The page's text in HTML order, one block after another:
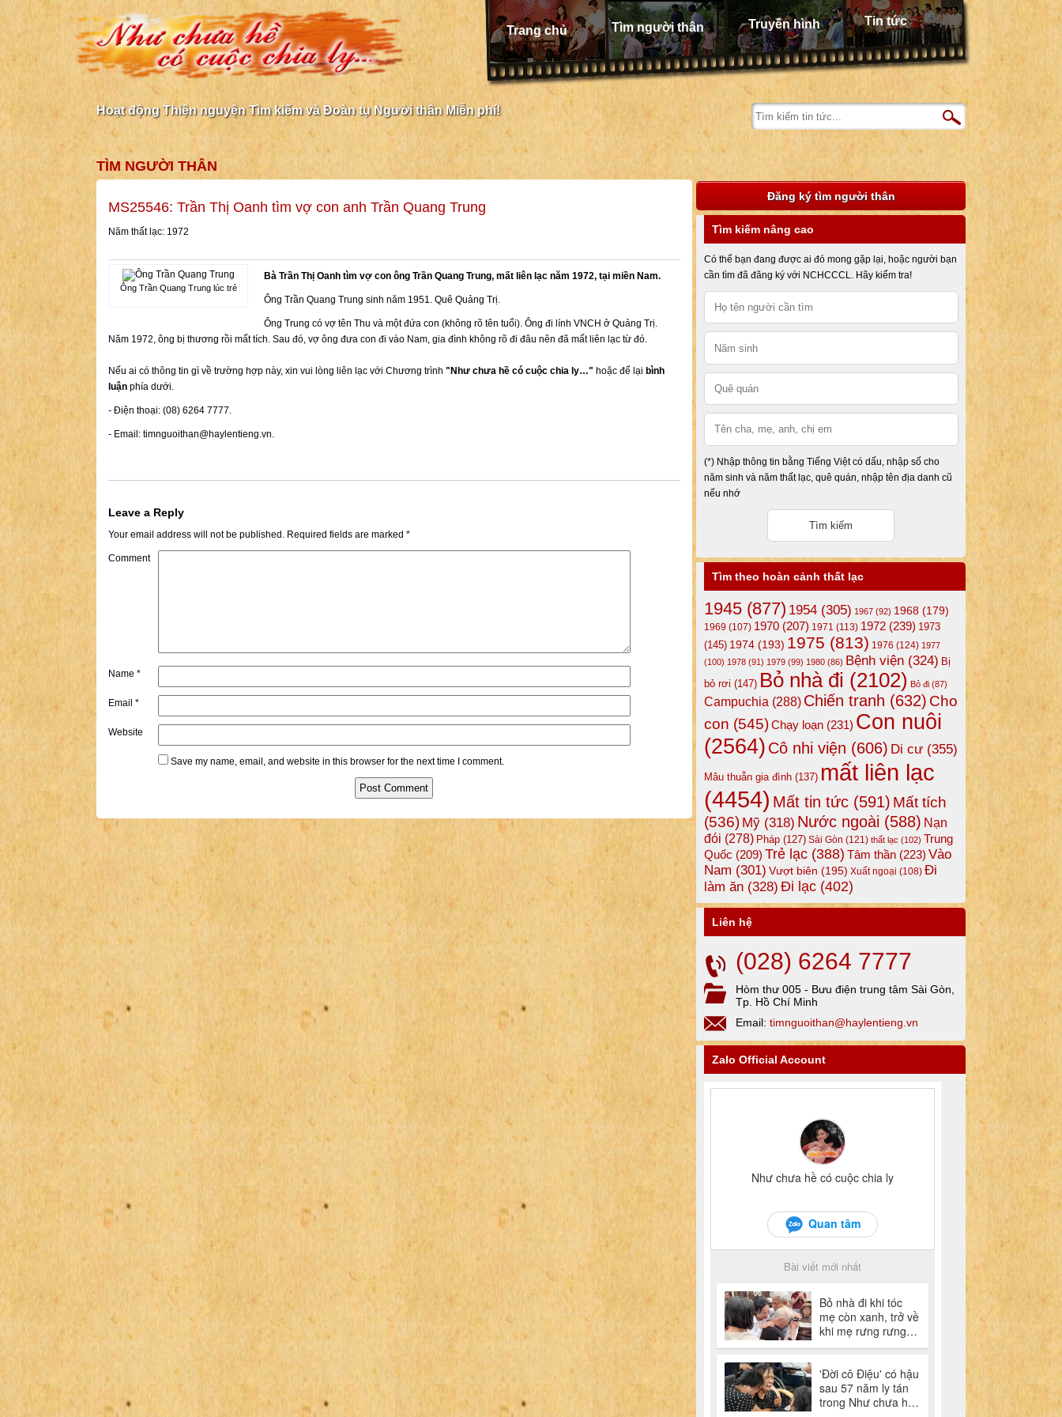
Trang chủ Tìm người thân Truyền hình Tin tức
Hoạt động Thiện nguyện Tìm kiếm và Đoàn tụ Người thân Miễn phí!
TÌM NGƯỜI THÂN
MS25546: Trần Thị Oanh tìm vợ con anh Trần Quang Trung
Năm thất lạc: 1972
Ông Trần Quang Trung lúc trẻ
Bà Trần Thị Oanh tìm vợ con ông Trần Quang Trung, mất liên lạc năm 1972, tại miền Nam.
Ông Trần Quang Trung sinh năm 1951. Quê Quảng Trị.
Ông Trung có vợ tên Thu và một đứa con (không rõ tên tuổi). Ông đi lính VNCH ở Quảng Trị.
Năm 1972, ông bị thương rồi mất tích. Sau đó, vợ ông đưa con đi vào Nam, gia đình không rõ đi đâu nên đã mất liên lạc từ đó.
Nếu ai có thông tin gì về trường hợp này, xin vui lòng liên lạc với Chương trình "Như chưa hề có cuộc chia ly…" hoặc để lại bình
luận phía dưới.
- Điện thoại: (08) 6264 7777.
- Email: timnguoithan@haylentieng.vn.
Leave a Reply
Your email address will not be published. Required fields are marked *
Comment
Name *
Email *
Website
Save my name, email, and website in this browser for the next time I comment.
Đăng ký tìm người thân
Tìm kiếm nâng cao
Có thể bạn đang được ai đó mong gặp lại, hoặc người bạn
cần tìm đã đăng ký với NCHCCCL. Hãy kiểm tra!
(*) Nhập thông tin bằng Tiếng Việt có dấu, nhập số cho
năm sinh và năm thất lạc, quê quán, nhập tên địa danh cũ
nếu nhớ
Tìm theo hoàn cảnh thất lạc
1945 (877) 1954 (305) 1967 (92) 1968 (179)
1969 (107) 1970 (207) 1971 (113) 1972 (239) 1973
(145) 1974 (193) 1975 (813) 1976 (124) 1977
(100) 1978 (91) 1979 (99) 1980 (86) Bệnh viện (324) Bị
bỏ rơi (147) Bỏ nhà đi (2102) Bỏ đi (87)
Campuchia (288) Chiến tranh (632) Cho
con (545)Chạy loạn (231) Con nuôi
(2564) Cô nhi viện (606) Di cư (355)
Mâu thuẫn gia đình (137) mất liên lạc
(4454) Mất tin tức (591) Mất tích
(536) Mỹ (318) Nước ngoài (588) Nạn
đói (278) Pháp (127) Sài Gòn (121) thất lạc (102) Trung
Quốc (209) Trẻ lạc (388) Tâm thần (223) Vào
Nam (301) Vượt biên (195) Xuất ngoại (108) Đi
làm ăn (328) Đi lạc (402)
Liên hệ
(028) 6264 7777
Hòm thư 005 - Bưu điện trung tâm Sài Gòn,
Tp. Hồ Chí Minh
Email: timnguoithan@haylentieng.vn
Zalo Official Account